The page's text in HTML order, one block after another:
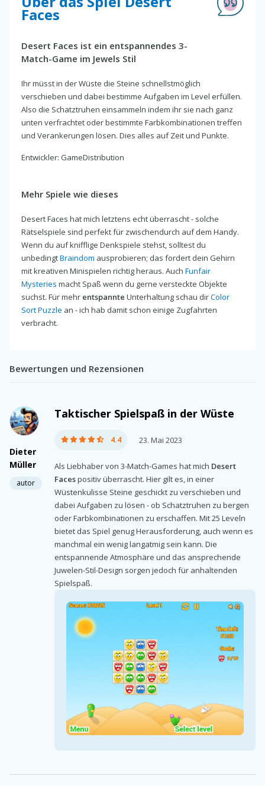
Faces
Desert Faces ist ein entspannendes 3-
Match-Game im Jewels Stil
Ihr müsst in der Wüste die Steine schnellstmöglich
verschieben und dabei bestimme Aufgaben im Level erfüllen.
Also die Schatztruhen einsammeln indem ihr sie nach ganz
unten verfrachtet oder bestimmte Farbkombinationen treffen
und Verankerungen lösen. Dies alles auf Zeit und Punkte.
Entwickler: GameDistribution
Mehr Spiele wie dieses
Desert Faces hat mich letztens echt überrascht - solche
Rätselspiele sind perfekt für zwischendurch auf dem Handy.
Wenn du auf knifflige Denkspiele stehst, solltest du
unbedingtBraindom ausprobieren; das fordert dein Gehirn
mit kreativen Minispielen richtig heraus. Auch Funfair
Mysteries macht Spaß wenn du gerne versteckte Objekte
suchst. Für mehr entspannte Unterhaltung schau dirColor
Sort Puzzle an - ich hab damit schon einige Zugfahrten
verbracht.
Bewertungen und Rezensionen
Dieter
Müller
autor
Taktischer Spielspaß in der Wüste
4.4 23. Mai 2023
Als Liebhaber von 3-Match-Games hat mich Desert
Facespositiv überrascht. Hier gilt es, in einer
Wüstenkulisse Steine geschickt zu verschieben und
dabei Aufgaben zu lösen - ob Schatztruhen zu bergen
oder Farbkombinationen zu erschaffen. Mit 25 Leveln
bietet das Spiel genug Herausforderung, auch wenn es
manchmal ein wenig langatmig sein kann. Die
entspannende Atmosphäre und das ansprechende
Juwelen-Stil-Design sorgen jedoch für anhaltenden
Spielspaß.